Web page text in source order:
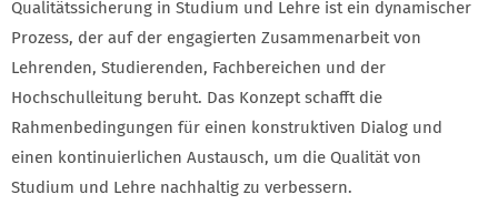
Qualitätssicherung in Studium und Lehre ist ein dynamischer
Prozess, der auf der engagierten Zusammenarbeit von
Lehrenden, Studierenden, Fachbereichen und der
Hochschulleitung beruht. Das Konzept schafft die
Rahmenbedingungen für einen konstruktiven Dialog und
einen kontinuierlichen Austausch, um die Qualität von
Studium und Lehre nachhaltig zu verbessern.